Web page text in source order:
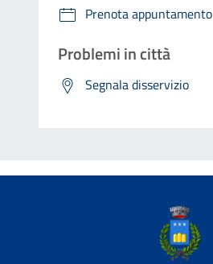
Prenota appuntamento
Problemi in città
Segnala disservizio